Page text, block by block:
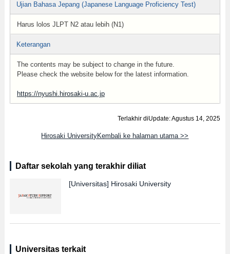
Ujian Bahasa Jepang (Japanese Language Proficiency Test)
Harus lolos JLPT N2 atau lebih (N1)
Keterangan
The contents may be subject to change in the future.
Please check the website below for the latest information.
https://nyushi.hirosaki-u.ac.jp
Terlakhir diUpdate: Agustus 14, 2025
Hirosaki UniversityKembali ke halaman utama >>
Daftar sekolah yang terakhir diliat
[Universitas] Hirosaki University
Universitas terkait